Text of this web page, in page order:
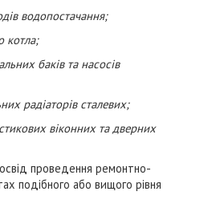
водопостачання;
котла;
баків та насосів
радіаторів сталевих;
віконних та дверних
проведення ремонтно-
подібного або вищого рівня